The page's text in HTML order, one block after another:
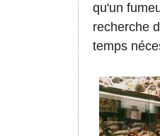
qu'un
recherche
temps